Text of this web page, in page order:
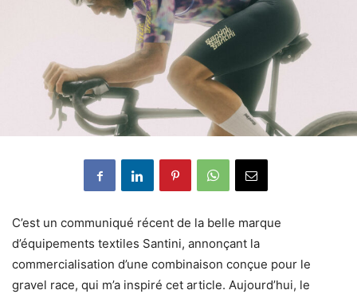
C’est un communiqué récent de la belle marque
d’équipements textiles Santini, annonçant la
commercialisation d’une combinaison conçue pour le
gravel race, qui m’a inspiré cet article. Aujourd’hui, le